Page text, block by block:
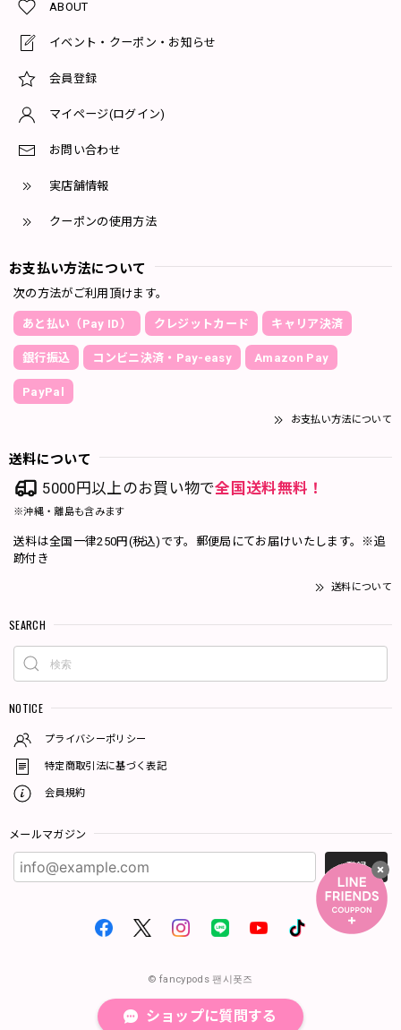
ABOUT
イベント・クーポン・お知らせ
会員登録
マイページ(ログイン)
お問い合わせ
実店舗情報
クーポンの使用方法
お支払い方法について
次の方法がご利用頂けます。
あと払い（Pay ID） クレジットカード キャリア決済
銀行振込 コンビニ決済・Pay-easy Amazon Pay
PayPal
お支払い方法について
送料について
5000円以上のお買い物で全国送料無料！
※沖縄・離島も含みます
送料は全国一律250円(税込)です。郵便局にてお届けいたします。※追
跡付き
送料について
SEARCH
NOTICE
プライバシーポリシー
特定商取引法に基づく表記
会員規約
メールマガジン
登録
© fancypods 팬시폿즈
ショップに質問する